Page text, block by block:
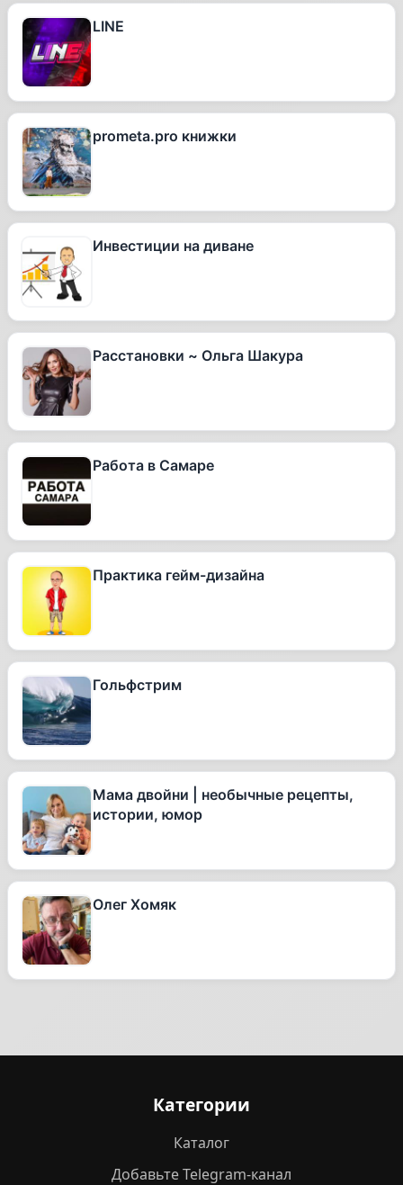
LINE
prometa.pro книжки
Инвестиции на диване
Расстановки ~ Ольга Шакура
Работа в Самаре
Практика гейм-дизайна
Гольфстрим
Мама двойни | необычные рецепты,
истории, юмор
Олег Хомяк
Категории
Каталог
Добавьте Telegram-канал